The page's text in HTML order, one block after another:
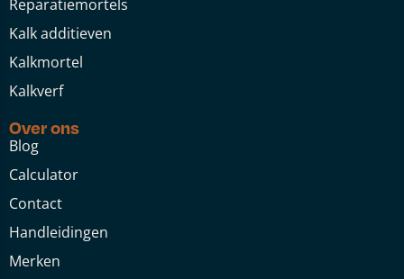
Reparatiemortels
Kalk additieven
Kalkmortel
Kalkverf
Over ons
Blog
Calculator
Contact
Handleidingen
Merken